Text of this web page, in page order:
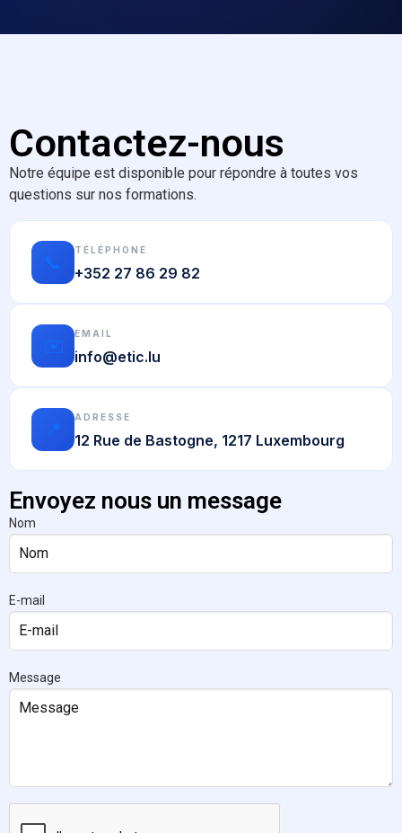
Contactez-nous
Notre équipe est disponible pour répondre à toutes vos
questions sur nos formations.
📞
TÉLÉPHONE
+352 27 86 29 82
✉️
EMAIL
info@etic.lu
📍
ADRESSE
12 Rue de Bastogne, 1217 Luxembourg
Envoyez nous un message
Nom
E-mail
Message